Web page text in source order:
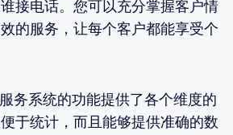
接电话。您可以充分掌握客户情
的服务，让每个客户都能享受个
务系统的功能提供了各个维度的
于统计，而且能够提供准确的数